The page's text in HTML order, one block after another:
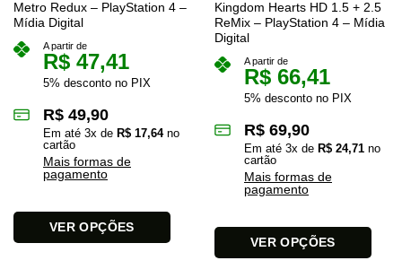
Metro Redux – PlayStation 4 –
Mídia Digital
A partir de
R$ 47,41
5% desconto no PIX
R$ 49,90
Em até 3x de R$ 17,64no
cartão
Mais formas de
pagamento
VER OPÇÕES
Kingdom Hearts HD 1.5 + 2.5
ReMix – PlayStation 4 – Mídia
Digital
A partir de
R$ 66,41
5% desconto no PIX
R$ 69,90
Em até 3x de R$ 24,71 no
cartão
Mais formas de
pagamento
VER OPÇÕES